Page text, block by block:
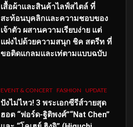
เสื้อผ้าและสินค้าไลฟ์สไตล์ ที่
สะท้อนบุคลิกและความชอบของ
เจ้าตัว ผสานความเรียบง่าย แต่
แฝงไปด้วยความสนุก ชิค สตรีท ที่
ขอติดแกลมและเท่ตามแบบฉบับ
EVENT & CONCERT FASHION UPDATE
ปังไม่ไหว! 3 พระเอกซีรีส์วายสุด
ฮอต “ฟอร์ด-ฐิติพงศ์”“Nat Chen”